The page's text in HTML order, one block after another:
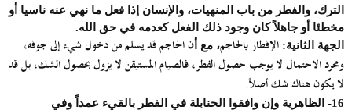
الترك، والفطر من باب المنهيات، والإنسان إذا فعل ما نهي عنه ناسيا أو
مخطئا أو جاهلاً كان وجود ذلك الفعل كعدمه في حق الله.
الجهة الثانية: الإفطار بالحاجم، مع أن الحاجم قد يسلم من دخول شيء إلى جوفه،
ومجرد الاحتمال لا يوجب حصول الفطر، فالصيام المستيقن لا يزول بحصول الشك، بل قد
لا يكون هناك شك أصلاً.
16-
الظاهرية وإن وافقوا الحنابلة في الفطر بالقيء عمداً وفي